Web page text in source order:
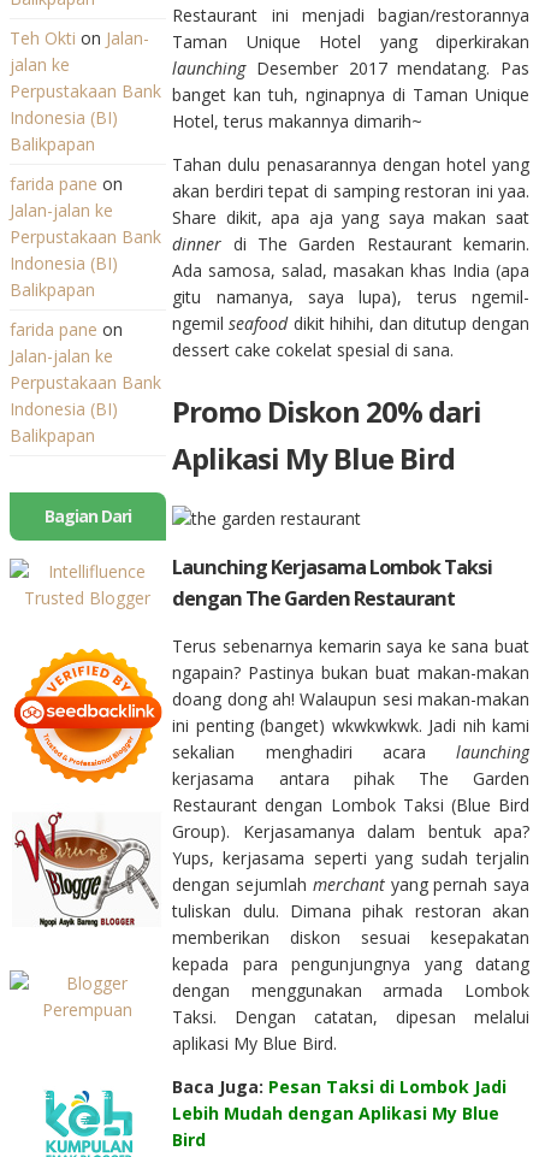
Restaurant ini menjadi bagian/restorannya
Taman Unique Hotel yang diperkirakan
launchingDesember 2017 mendatang. Pas
banget kan tuh, nginapnya di Taman Unique
Hotel, terus makannya dimarih~
Tahan dulu penasarannya dengan hotel yang
akan berdiri tepat di samping restoran ini yaa.
Share dikit, apa aja yang saya makan saat
dinner di The Garden Restaurant kemarin.
Ada samosa, salad, masakan khas India (apa
gitu namanya, saya lupa), terus ngemil-
ngemilseafood dikit hihihi, dan ditutup dengan
dessert cake cokelat spesial di sana.
Promo Diskon 20% dari
Aplikasi My Blue Bird
Launching Kerjasama Lombok Taksi
dengan The Garden Restaurant
Terus sebenarnya kemarin saya ke sana buat
ngapain? Pastinya bukan buat makan-makan
doang dong ah! Walaupun sesi makan-makan
ini penting (banget) wkwkwkwk. Jadi nih kami
sekalian menghadiri acara launching
kerjasama antara pihak The Garden
Restaurant dengan Lombok Taksi (Blue Bird
Group). Kerjasamanya dalam bentuk apa?
Yups, kerjasama seperti yang sudah terjalin
dengan sejumlah merchantyang pernah saya
tuliskan dulu. Dimana pihak restoran akan
memberikan diskon sesuai kesepakatan
kepada para pengunjungnya yang datang
dengan menggunakan armada Lombok
Taksi. Dengan catatan, dipesan melalui
aplikasi My Blue Bird.
Baca Juga: Pesan Taksi di Lombok Jadi
Lebih Mudah dengan Aplikasi My Blue
Bird
Teh Okti on Jalan-
jalan ke
Perpustakaan Bank
Indonesia (BI)
Balikpapan
farida pane on
Jalan-jalan ke
Perpustakaan Bank
Indonesia (BI)
Balikpapan
farida pane on
Jalan-jalan ke
Perpustakaan Bank
Indonesia (BI)
Balikpapan
Bagian Dari